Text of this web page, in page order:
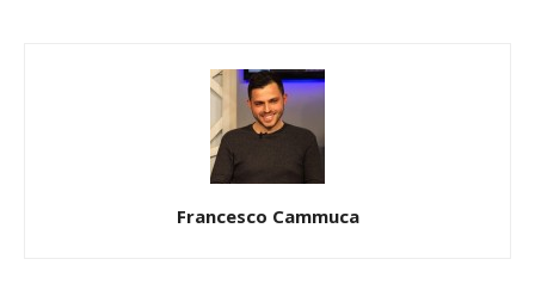
Francesco Cammuca